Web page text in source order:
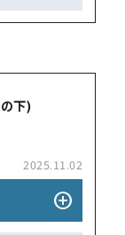
下)
2025.11.02
add_circle